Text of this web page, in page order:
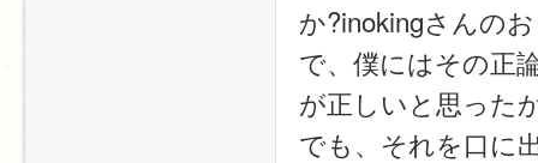
か?inokingさんの
で、僕にはその正
が正しいと思った
でも、それを口に